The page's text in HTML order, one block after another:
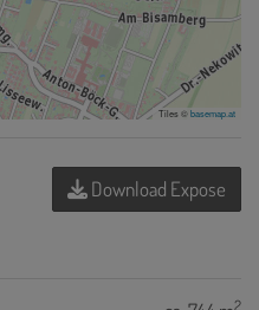
Tiles ©basemap.at
Download Expose
2